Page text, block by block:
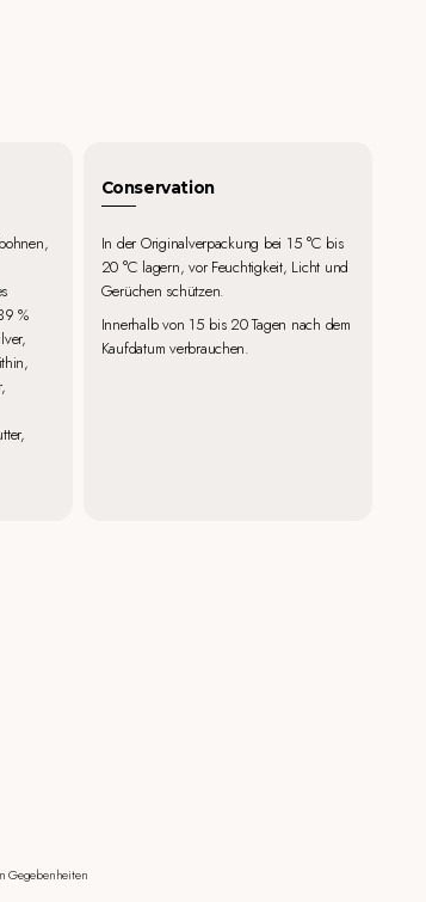
%
Conservation
In der Originalverpackung bei 15 °C bis
20 °C lagern, vor Feuchtigkeit, Licht und
Gerüchen schützen.
Innerhalb von 15 bis 20 Tagen nach dem
Kaufdatum verbrauchen.
Gegebenheiten